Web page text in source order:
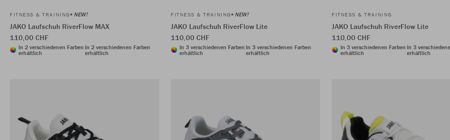
FITNESS & TRAINING NEW!
JAKO Laufschuh RiverFlow MAX
110,00 CHF
In 2 verschiedenen Farben
erhältlich
In 2 verschiedenen Farben
erhältlich
FITNESS & TRAINING NEW!
JAKO Laufschuh RiverFlow Lite
110,00 CHF
In 3 verschiedenen Farben
erhältlich
In 3 verschiedenen Farben
erhältlich
FITNESS & TRAINING
JAKO Laufschuh RiverFlow Lite
110,00 CHF
In 3 verschiedenen Farben
erhältlich
In 3
erhältlich